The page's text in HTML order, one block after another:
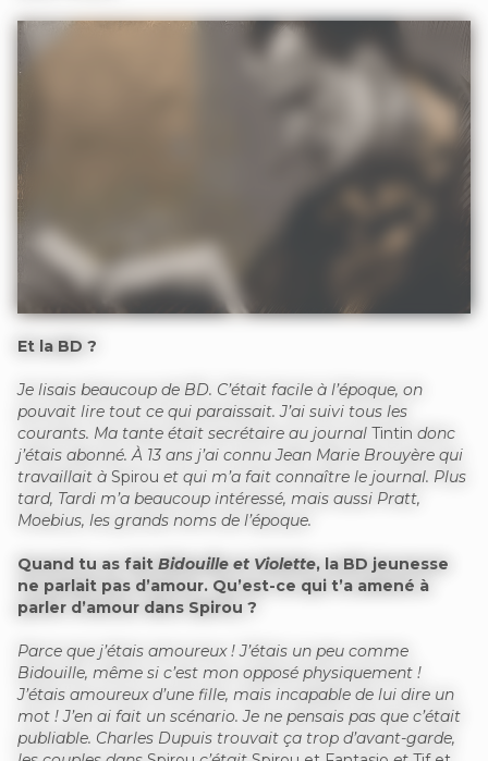
Et la BD ?
Je lisais beaucoup de BD. C’était facile à l’époque, on
pouvait lire tout ce qui paraissait. J’ai suivi tous les
courants. Ma tante était secrétaire au journal Tintin donc
j’étais abonné. À 13 ans j’ai connu Jean Marie Brouyère qui
travaillait à Spirou et qui m’a fait connaître le journal. Plus
tard, Tardi m’a beaucoup intéressé, mais aussi Pratt,
Moebius, les grands noms de l’époque.
Quand tu as fait Bidouille et Violette, la BD jeunesse
ne parlait pas d’amour. Qu’est-ce qui t’a amené à
parler d’amour dans Spirou ?
Parce que j’étais amoureux ! J’étais un peu comme
Bidouille, même si c’est mon opposé physiquement !
J’étais amoureux d’une fille, mais incapable de lui dire un
mot ! J’en ai fait un scénario. Je ne pensais pas que c’était
publiable. Charles Dupuis trouvait ça trop d’avant-garde,